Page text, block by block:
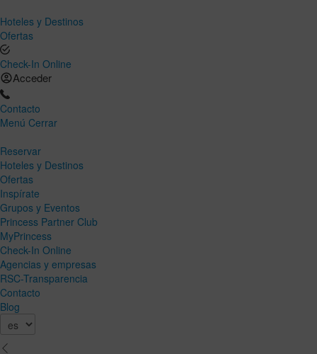
Hoteles y Destinos
Ofertas
Check-In Online
Acceder
Contacto
Menú Cerrar
Reservar
Hoteles y Destinos
Ofertas
Inspírate
Grupos y Eventos
Princess Partner Club
MyPrincess
Check-In Online
Agencias y empresas
RSC-Transparencia
Contacto
Blog